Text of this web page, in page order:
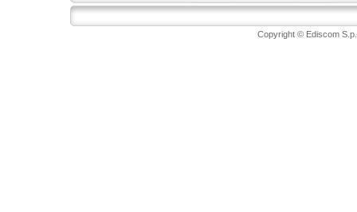
Copyright © Ediscom